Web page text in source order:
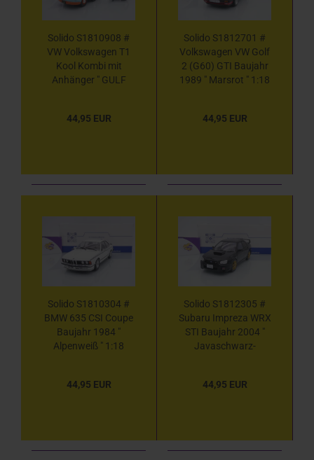
Solido S1810908 #
VW Volkswagen T1
Kool Kombi mit
Anhänger " GULF
44,95 EUR
Solido S1812701 #
Volkswagen VW Golf
2 (G60) GTI Baujahr
1989 " Marsrot " 1:18
44,95 EUR
Solido S1810304 #
BMW 635 CSI Coupe
Baujahr 1984 "
Alpenweiß " 1:18
44,95 EUR
Solido S1812305 #
Subaru Impreza WRX
STI Baujahr 2004 "
Javaschwarz-
44,95 EUR